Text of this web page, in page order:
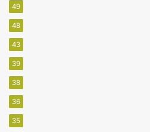
49
48
43
39
38
36
35